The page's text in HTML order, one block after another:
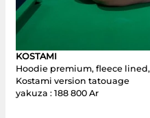
KOSTAMI
Hoodie premium, fleece lined,
Kostami version tatouage
yakuza : 188 800 Ar